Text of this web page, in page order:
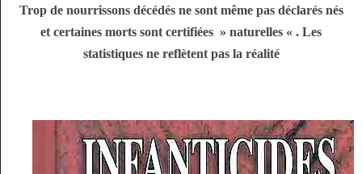
Trop de nourrissons décédés ne sont même pas déclarés nés
et certaines morts sont certifiées » naturelles « . Les
statistiques ne reflètent pas la réalité